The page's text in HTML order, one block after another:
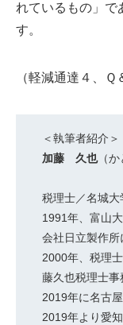
れているもの」で
す。
（軽減通達４、Ｑ
＜執筆者紹介＞
加藤 久也（か
税理士／名城大
1991年、富山
会社日立製作所
2000年、税理
藤久也税理士
2019年に名古
2019年より愛